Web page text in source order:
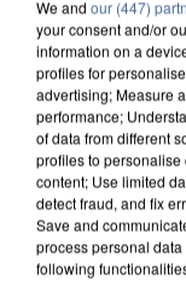
We and our (447)
your consent and/or
information on a
profiles for
advertising; Measure
performance;
of data from different
profiles to
content; Use limited
detect fraud, and fix
Save and
process personal
following